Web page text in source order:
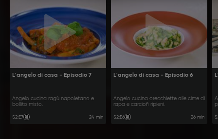
L'angelo di casa - Episodio 7
Angelo cucina ragù napoletano e
bollito misto.
S2:E7 24 min
L'angelo di casa - Episodio 6
Angelo cucina orecchiette alle cime di
rapa e carciofi ripieni.
S2:E6 26 min